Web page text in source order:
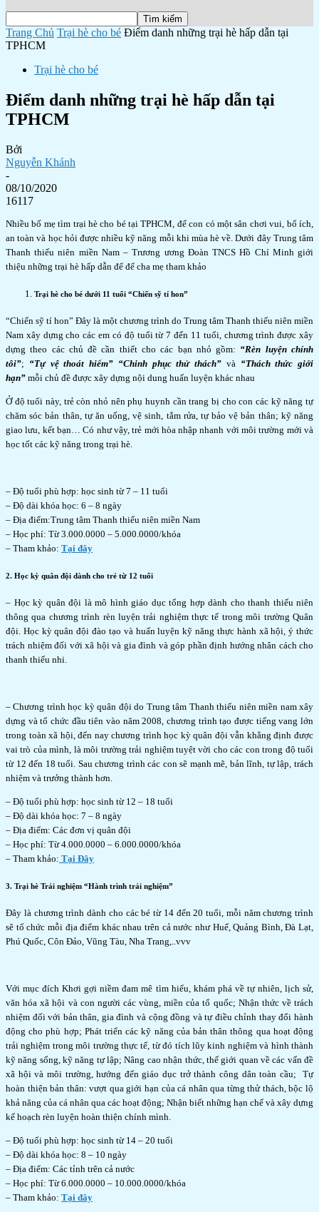
Trang Chủ Trại hè cho bé Điểm danh những trại hè hấp dẫn tại
TPHCM
Trại hè cho bé
Điểm danh những trại hè hấp dẫn tại
TPHCM
Bởi
Nguyễn Khánh
-
08/10/2020
16117
Nhiều bố mẹ tìm trại hè cho bé tại TPHCM, để con có một sân chơi vui, bổ ích,
an toàn và học hỏi được nhiều kỹ năng mỗi khi mùa hè về. Dưới đây Trung tâm
Thanh thiếu niên miền Nam – Trương ương Đoàn TNCS Hồ Chí Minh giới
thiệu những trại hè hấp dẫn để để cha mẹ tham khảo
Trại hè cho bé dưới 11 tuổi “Chiến sỹ tí hon”
“Chiến sỹ tí hon” Đây là một chương trình do Trung tâm Thanh thiếu niên miền
Nam xây dựng cho các em có độ tuổi từ 7 đến 11 tuổi, chương trình được xây
dựng theo các chủ đề cần thiết cho các bạn nhỏ gồm: “Rèn luyện chính
tôi”; “Tự vệ thoát hiểm” “Chinh phục thử thách” và “Thách thức giới
hạn” mỗi chủ đề được xây dựng nội dung huấn luyện khác nhau
Ở độ tuổi này, trẻ còn nhỏ nên phụ huynh cần trang bị cho con các kỹ năng tự
chăm sóc bản thân, tự ăn uống, vệ sinh, tắm rửa, tự bảo vệ bản thân; kỹ năng
giao lưu, kết bạn… Có như vậy, trẻ mới hòa nhập nhanh với môi trường mới và
học tốt các kỹ năng trong trại hè.
– Độ tuổi phù hợp: học sinh từ 7 – 11 tuổi
– Độ dài khóa học: 6 – 8 ngày
– Địa điểm:Trung tâm Thanh thiếu niên miền Nam
– Học phí: Từ 3.000.0000 – 5.000.0000/khóa
– Tham khảo: Tại đây
2. Học kỳ quân đội dành cho trẻ từ 12 tuổi
– Học kỳ quân đội là mô hình giáo dục tổng hợp dành cho thanh thiếu niên
thông qua chương trình rèn luyện trải nghiệm thực tế trong môi trường Quân
đội. Học kỳ quân đội đào tạo và huấn luyện kỹ năng thực hành xã hội, ý thức
trách nhiệm đối với xã hội và gia đình và góp phần định hướng nhân cách cho
thanh thiếu nhi.
– Chương trình học kỳ quân đội do Trung tâm Thanh thiếu niên miền nam xây
dựng và tổ chức đầu tiên vào năm 2008, chương trình tạo được tiếng vang lớn
trong toàn xã hội, đến nay chương trình học kỳ quân đội vẫn khẳng định được
vai trò của mình, là môi trường trải nghiệm tuyệt vời cho các con trong độ tuổi
từ 12 đến 18 tuổi. Sau chương trình các con sẽ mạnh mẽ, bản lĩnh, tự lập, trách
nhiệm và trưởng thành hơn.
– Độ tuổi phù hợp: học sinh từ 12 – 18 tuổi
– Độ dài khóa học: 7 – 8 ngày
– Địa điểm: Các đơn vị quân đội
– Học phí: Từ 4.000.0000 – 6.000.0000/khóa
– Tham khảo: Tại Đây
3. Trại hè Trải nghiệm “Hành trình trải nghiệm”
Đây là chương trình dành cho các bé từ 14 đến 20 tuổi, mỗi năm chương trình
sẽ tổ chức mỗi địa điểm khác nhau trên cả nước như Huế, Quảng Bình, Đà Lạt,
Phú Quốc, Côn Đảo, Vũng Tàu, Nha Trang,..vvv
Với mục đích Khơi gợi niềm đam mê tìm hiểu, khám phá về tự nhiên, lịch sử,
văn hóa xã hội và con người các vùng, miền của tổ quốc; Nhận thức về trách
nhiệm đối với bản thân, gia đình và cộng đồng và tự điều chỉnh thay đổi hành
động cho phù hợp; Phát triển các kỹ năng của bản thân thông qua hoạt động
trải nghiệm trong môi trường thực tế, từ đó tích lũy kinh nghiệm và hình thành
kỹ năng sống, kỹ năng tự lập; Nâng cao nhận thức, thế giới quan về các vấn đề
xã hội và môi trường, hướng đến giáo dục trở thành công dân toàn cầu; Tự
hoàn thiện bản thân: vượt qua giới hạn của cá nhân qua từng thử thách, bộc lộ
khả năng của cá nhân qua các hoạt động; Nhận biết những hạn chế và xây dựng
kế hoạch rèn luyện hoàn thiện chính mình.
– Độ tuổi phù hợp: học sinh từ 14 – 20 tuổi
– Độ dài khóa học: 8 – 10 ngày
– Địa điểm: Các tỉnh trên cả nước
– Học phí: Từ 6.000.0000 – 10.000.0000/khóa
– Tham khảo: Tại đây